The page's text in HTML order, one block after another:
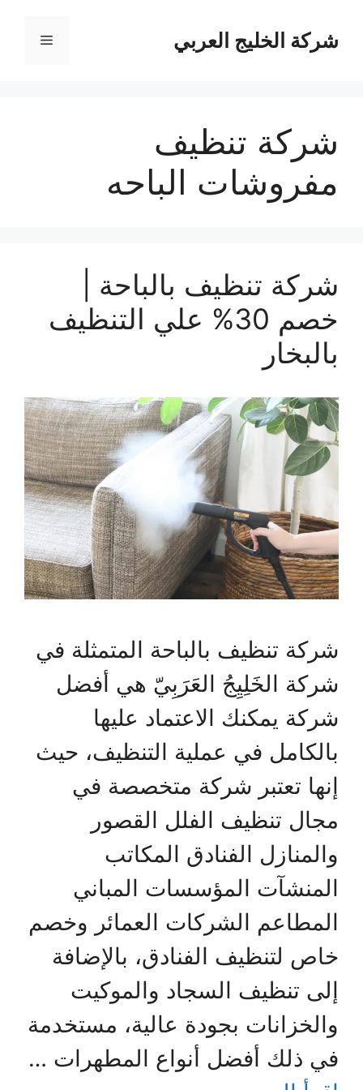
المحتوىشركة الخليج العربي القائمة
شركة تنظيف
مفروشات الباحه
شركة تنظيف بالباحة |
خصم 30% علي التنظيف
بالبخار
شركة تنظيف بالباحة المتمثلة في
شركة الخَلِيِجُ العَرَبِيّ هي أفضل
شركة يمكنك الاعتماد عليها
بالكامل في عملية التنظيف، حيث
إنها تعتبر شركة متخصصة في
مجال تنظيف الفلل القصور
والمنازل الفنادق المكاتب
المنشآت المؤسسات المباني
المطاعم الشركات العمائر وخصم
خاص لتنظيف الفنادق، بالإضافة
إلى تنظيف السجاد والموكيت
والخزانات بجودة عالية، مستخدمة
في ذلك أفضل أنواع المطهرات …